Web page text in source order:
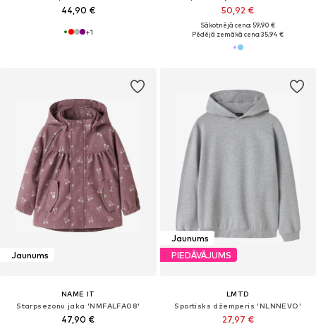
44,90 €
+1
50,92 €
Sākotnējā cena: 59,90 €
Pēdējā zemākā cena:35,94 €
Jaunums
NAME IT
Starpsezonu jaka 'NMFALFA08'
47,90 €
Jaunums
PIEDĀVĀJUMS
LMTD
Sportisks džemperis 'NLNNEVO'
27,97 €